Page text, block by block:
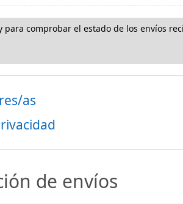
comprobar el estado de los envíos
as
de envíos